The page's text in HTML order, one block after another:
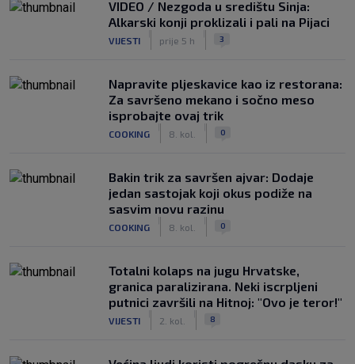
VIDEO / Nezgoda u središtu Sinja:
Alkarski konji proklizali i pali na Pijaci
VIJESTI prije 5 h 3
Napravite pljeskavice kao iz restorana:
Za savršeno mekano i sočno meso
isprobajte ovaj trik
COOKING 8. kol. 0
Bakin trik za savršen ajvar: Dodaje
jedan sastojak koji okus podiže na
sasvim novu razinu
COOKING 8. kol. 0
Totalni kolaps na jugu Hrvatske,
granica paralizirana. Neki iscrpljeni
putnici završili na Hitnoj: "Ovo je teror!"
VIJESTI 2. kol. 8